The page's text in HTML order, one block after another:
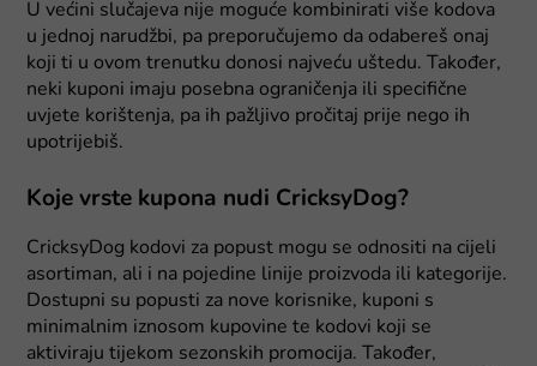
U većini slučajeva nije moguće kombinirati više kodova
u jednoj narudžbi, pa preporučujemo da odabereš onaj
koji ti u ovom trenutku donosi najveću uštedu. Također,
neki kuponi imaju posebna ograničenja ili specifične
uvjete korištenja, pa ih pažljivo pročitaj prije nego ih
upotrijebiš.
Koje vrste kupona nudi CricksyDog?
CricksyDog kodovi za popust mogu se odnositi na cijeli
asortiman, ali i na pojedine linije proizvoda ili kategorije.
Dostupni su popusti za nove korisnike, kuponi s
minimalnim iznosom kupovine te kodovi koji se
aktiviraju tijekom sezonskih promocija. Također,